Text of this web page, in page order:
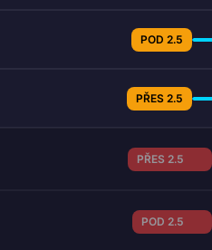
POD 2.5
PŘES 2.5
PŘES 2.5
POD 2.5